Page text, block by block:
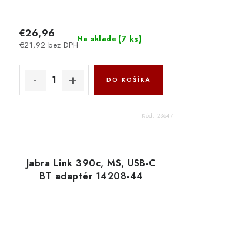
Na sklade (7 ks)
€21,92 bez DPH
€26,96
DO KOŠÍKA
Kód: 23647
Jabra Link 390c, MS, USB-C
BT adaptér 14208-44